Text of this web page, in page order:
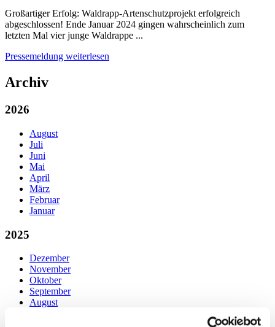
Großartiger Erfolg: Waldrapp-Artenschutzprojekt erfolgreich
abgeschlossen! Ende Januar 2024 gingen wahrscheinlich zum
letzten Mal vier junge Waldrappe ...
Pressemeldung weiterlesen
Archiv
2026
August
Juli
Juni
Mai
April
März
Februar
Januar
2025
Dezember
November
Oktober
September
August